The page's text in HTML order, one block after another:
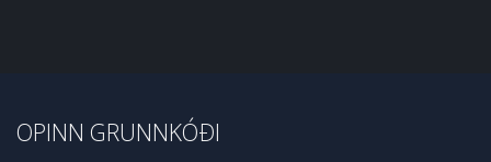
OPINN GRUNNKÓÐI